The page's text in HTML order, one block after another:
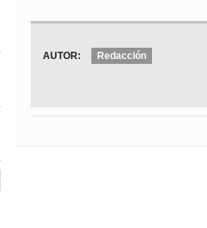
AUTOR: Redacción